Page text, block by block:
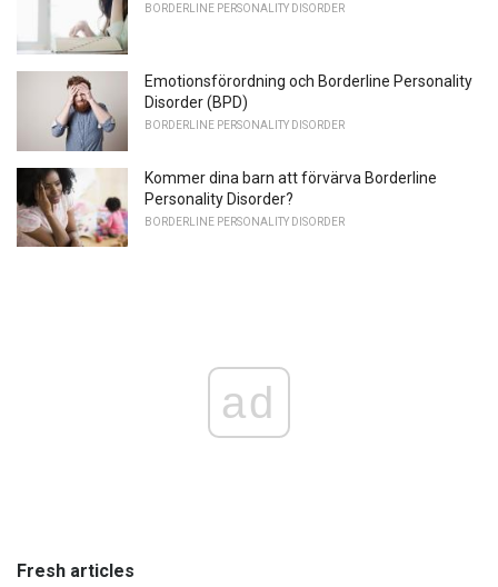
BORDERLINE PERSONALITY DISORDER
Emotionsförordning och Borderline Personality
Disorder (BPD)
BORDERLINE PERSONALITY DISORDER
Kommer dina barn att förvärva Borderline
Personality Disorder?
BORDERLINE PERSONALITY DISORDER
ad
Fresh articles